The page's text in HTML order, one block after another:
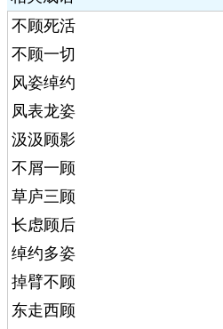
不顾死活
不顾一切
风姿绰约
凤表龙姿
汲汲顾影
不屑一顾
草庐三顾
长虑顾后
绰约多姿
掉臂不顾
东走西顾